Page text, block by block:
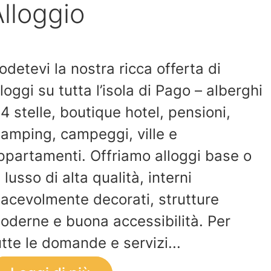
la nostra ricca offerta di
su tutta l’isola di Pago – alberghi
stelle, boutique hotel, pensioni,
campeggi, ville e
Offriamo alloggi base o
lusso di alta qualità, interni
decorati, strutture
e buona accessibilità. Per
le domande e servizi...